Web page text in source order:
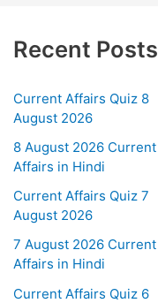
Recent Posts
Current Affairs Quiz 8
August 2026
8 August 2026 Current
Affairs in Hindi
Current Affairs Quiz 7
August 2026
7 August 2026 Current
Affairs in Hindi
Current Affairs Quiz 6